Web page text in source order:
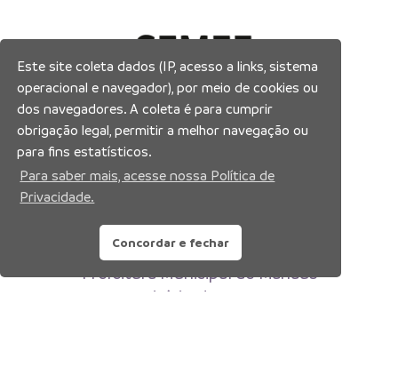
Prefeitura Municipal de Manaus
Município de Manaus
Este site coleta dados (IP, acesso a links, sistema
operacional e navegador), por meio de cookies ou
dos navegadores. A coleta é para cumprir
obrigação legal, permitir a melhor navegação ou
para fins estatísticos.
Para saber mais, acesse nossa Política de
Privacidade.
Concordar e fechar